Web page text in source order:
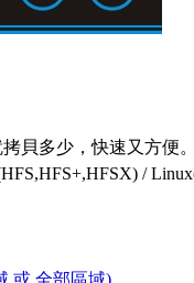
貝多少，快速又方便
/
或 全部區域)